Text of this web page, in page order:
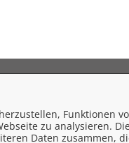
Funktionen
zu analysieren.
Daten zusammen,